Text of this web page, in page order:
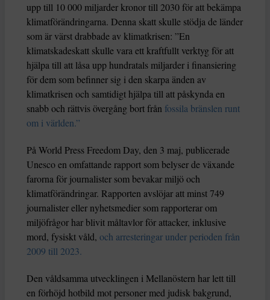
upp till 10 000 miljarder kronor till 2030 för att bekämpa
klimatförändringarna. Denna skatt skulle stödja de länder
som är värst drabbade av klimatkrisen: ”En
klimatskadeskatt skulle vara ett kraftfullt verktyg för att
hjälpa till att låsa upp hundratals miljarder i finansiering
för dem som befinner sig i den skarpa änden av
klimatkrisen och samtidigt hjälpa till att påskynda en
snabb och rättvis övergång bort från fossila bränslen runt
om i världen.”
På World Press Freedom Day, den 3 maj, publicerade
Unesco en omfattande rapport som belyser de växande
farorna för journalister som bevakar miljö och
klimatförändringar. Rapporten avslöjar att minst 749
journalister eller nyhetsmedier som rapporterar om
miljöfrågor har blivit måltavlor för attacker, inklusive
mord, fysiskt våld, och arresteringar under perioden från
2009 till 2023.
Den våldsamma utvecklingen i Mellanöstern har lett till
en förhöjd hotbild mot personer med judisk bakgrund,